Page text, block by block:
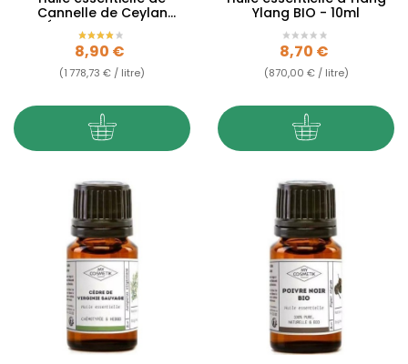
Cannelle de Ceylan
Écorce BIO - 5ml
Prix
8,90 €
(1 778,73 € / litre)
Ylang BIO - 10ml
Prix
8,70 €
(870,00 € / litre)